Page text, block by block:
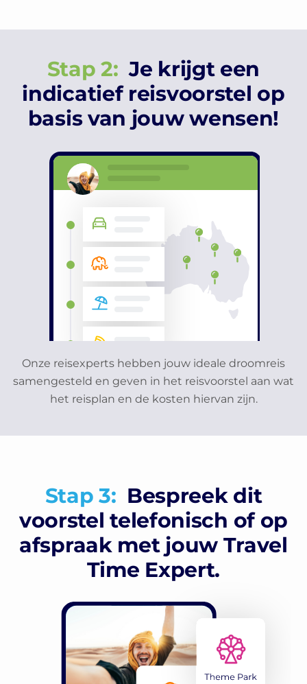
Stap 2: Je krijgt een
indicatief reisvoorstel op
basis van jouw wensen!
Onze reisexperts hebben jouw ideale droomreis
samengesteld en geven in het reisvoorstel aan wat
het reisplan en de kosten hiervan zijn.
Stap 3: Bespreek dit
voorstel telefonisch of op
afspraak met jouw Travel
Time Expert.